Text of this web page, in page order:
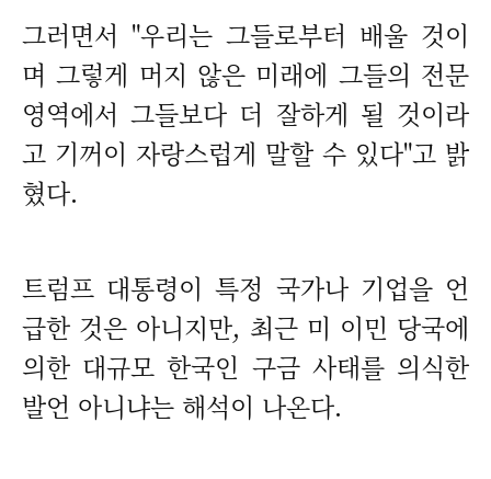
그러면서 "우리는 그들로부터 배울 것이
며 그렇게 머지 않은 미래에 그들의 전문
영역에서 그들보다 더 잘하게 될 것이라
고 기꺼이 자랑스럽게 말할 수 있다"고 밝
혔다.
트럼프 대통령이 특정 국가나 기업을 언
급한 것은 아니지만, 최근 미 이민 당국에
의한 대규모 한국인 구금 사태를 의식한
발언 아니냐는 해석이 나온다.